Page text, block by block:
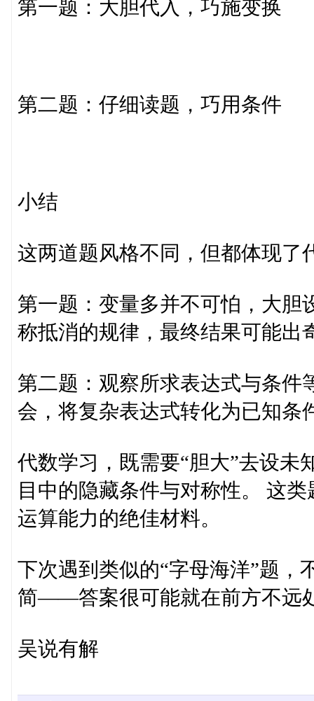
第一题：大胆代入，巧施变换
第二题：仔细读题，巧用条件
小结
这两道题风格不同，但都体现了
第一题：变量多并不可怕，大胆
称抵消的规律，最终结果可能出
第二题：观察所求表达式与条件
会，将复杂表达式转化为已知条
代数学习，既需要“胆大”去设未
目中的隐藏条件与对称性。 这
运算能力的绝佳材料。
下次遇到类似的“字母海洋”题，
简——答案很可能就在前方不远
吴说有解